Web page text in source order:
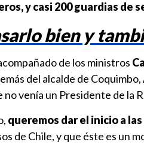
y casi 200 guardias de
bien y
de los ministros
del alcalde de Coquimbo,
venía un Presidente de la
queremos dar el inicio a
de Chile, y que éste es un